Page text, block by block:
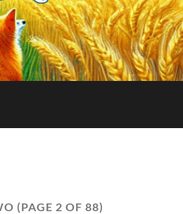
Kuncoro++
(PAGE 2 OF 88)